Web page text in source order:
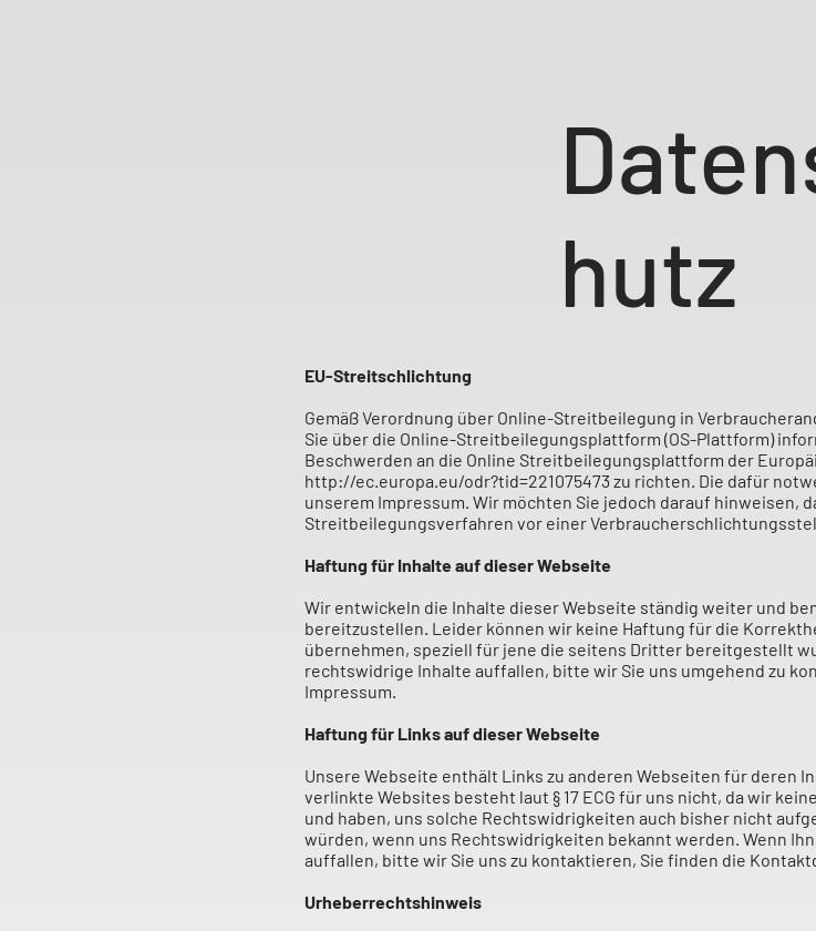
EU-Streitschlichtung
Gemäß Verordnung über Online-Streitbeilegung in
Sie über die Online-Streitbeilegungsplattform (OS-Plattform)
Beschwerden an die Online Streitbeilegungsplattform der
http://ec.europa.eu/odr?tid=221075473zu richten. Die dafür
unserem Impressum. Wir möchten Sie jedoch darauf hinweisen,
Streitbeilegungsverfahren vor einer
Haftung für Inhalte auf dieser Webseite
Wir entwickeln die Inhalte dieser Webseite ständig weiter und
bereitzustellen. Leider können wir keine Haftung für die
übernehmen, speziell für jene die seitens Dritter bereitgestellt
rechtswidrige Inhalte auffallen, bitte wir Sie uns umgehend zu
Impressum.
Haftung für Links auf dieser Webseite
Unsere Webseite enthält Links zu anderen Webseiten für deren
verlinkte Websites besteht laut § 17 ECG für uns nicht, da wir
und haben, uns solche Rechtswidrigkeiten auch bisher nicht
würden, wenn uns Rechtswidrigkeiten bekannt werden. Wenn
auffallen, bitte wir Sie uns zu kontaktieren, Sie finden die
Urheberrechtshinweis
hutz